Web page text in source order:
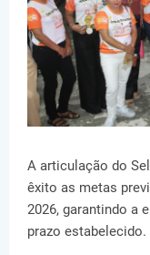
A articulação do
êxito as metas
2026, garantindo a
prazo estabelecido.